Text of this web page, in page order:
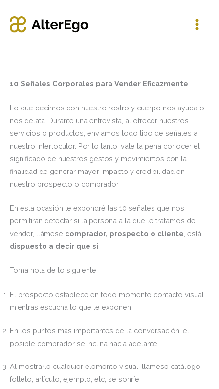
contenido
10 Señales Corporales para Vender Eficazmente
Lo que decimos con nuestro rostro y cuerpo nos ayuda o
nos delata. Durante una entrevista, al ofrecer nuestros
servicios o productos, enviamos todo tipo de señales a
nuestro interlocutor. Por lo tanto, vale la pena conocer el
significado de nuestros gestos y movimientos con la
finalidad de generar mayor impacto y credibilidad en
nuestro prospecto o comprador.
En esta ocasión te expondré las 10 señales que nos
permitirán detectar si la persona a la que le tratamos de
vender, llámese comprador, prospecto o cliente , está
dispuesto a decir que sí
Toma nota de lo siguiente:
El prospecto establece en todo momento contacto visual
mientras escucha lo que le exponen
En los puntos más importantes de la conversación, el
posible comprador se inclina hacia adelante
Al mostrarle cualquier elemento visual, llámese catálogo,
folleto, artículo, ejemplo, etc, se sonríe.